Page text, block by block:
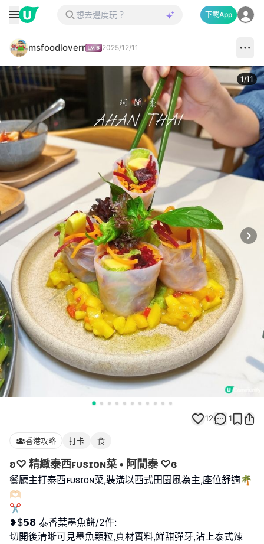
下載App
msfoodloverr 2025/12/11
1/11
12 1
香港攻略 打卡 食
ʚ♡ 精緻泰西ꜰᴜꜱɪᴏɴ菜 • 阿閒泰 ♡ɞ
餐廳主打泰西ꜰᴜꜱɪᴏɴ菜,裝潢以西式田園風為主,座位舒適🌴
🫶🏻
✂︎
❥$𝟱𝟴 泰香葉墨魚餅/2件:
切開後清晰可見墨魚顆粒,真材實料,鮮甜彈牙,沾上泰式辣